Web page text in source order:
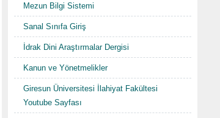
Mezun Bilgi Sistemi
Sanal Sınıfa Giriş
İdrak Dini Araştırmalar Dergisi
Kanun ve Yönetmelikler
Giresun Üniversitesi İlahiyat Fakültesi
Youtube Sayfası